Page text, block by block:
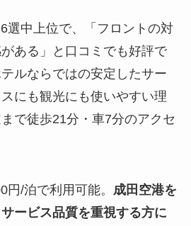
選中上位で、「フロントの対
ある」と口コミでも好評で
ルならではの安定したサー
にも観光にも使いやすい理
で徒歩21分・車7分のアクセ
/泊で利用可能。 成田空港を
ービス品質を重視する方に